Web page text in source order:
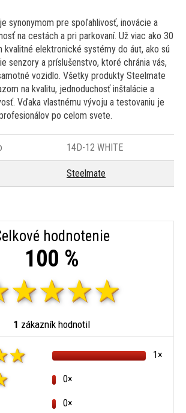
synonymom pre spoľahlivosť, inovácie a
na cestách a pri parkovaní. Už viac ako 30
kvalitné elektronické systémy do áut, ako sú
senzory a príslušenstvo, ktoré chránia vás,
vozidlo. Všetky produkty Steelmate
na kvalitu, jednoduchosť inštalácie a
Vďaka vlastnému vývoju a testovaniu je
po celom svete.
14D-12 WHITE
Steelmate
hodnotenie
100 %
1 zákazník hodnotil
1×
0×
0×